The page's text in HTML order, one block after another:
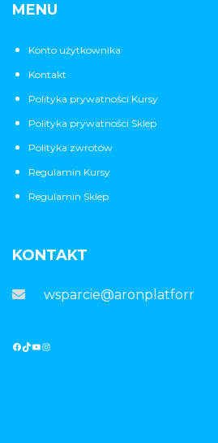
MENU
Konto użytkownika
Kontakt
Polityka prywatności Kursy
Polityka prywatności Sklep
Polityka zwrotów
Regulamin Kursy
Regulamin Sklep
KONTAKT
wsparcie@aronplatforma.pl